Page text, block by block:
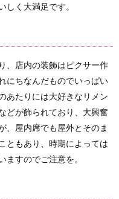
しく大満足です。
、店内の装飾はピクサー作
にちなんだものでいっぱい
あたりには大好きなリメン
どが飾られており、大興奮
、屋内席でも屋外とそのま
ともあり、時期によっては
ますのでご注意を。